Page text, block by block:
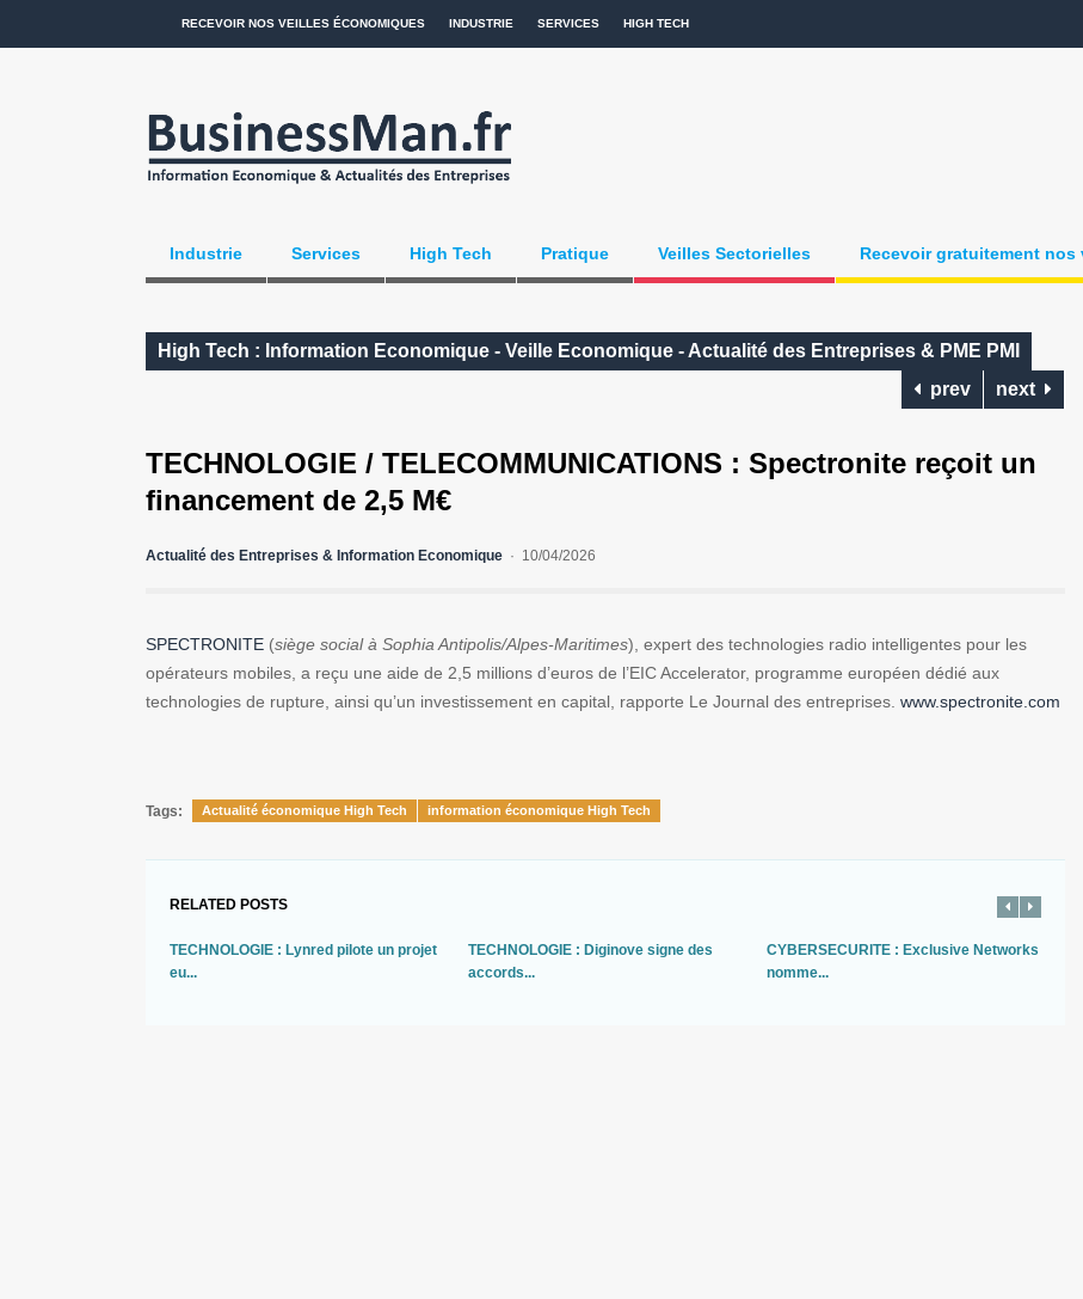
RECEVOIR NOS VEILLES ÉCONOMIQUES INDUSTRIE SERVICES HIGH TECH
Industrie Services High Tech Pratique Veilles Sectorielles Recevoir gratuitement nos
High Tech : Information Economique - Veille Economique - Actualité des Entreprises & PME PMI
prev
next
TECHNOLOGIE / TELECOMMUNICATIONS : Spectronite reçoit un
financement de 2,5 M€
Actualité des Entreprises & Information Economique 10/04/2026
SPECTRONITE (siège social à Sophia Antipolis/Alpes-Maritimes), expert des technologies radio intelligentes pour les
opérateurs mobiles, a reçu une aide de 2,5 millions d’euros de l’EIC Accelerator, programme européen dédié aux
technologies de rupture, ainsi qu’un investissement en capital, rapporte Le Journal des entreprises. www.spectronite.com
Tags: Actualité économique High Tech information économique High Tech
RELATED POSTS
TECHNOLOGIE : Lynred pilote un projet
eu...
TECHNOLOGIE : Diginove signe des
accords...
CYBERSECURITE : Exclusive Networks
nomme...